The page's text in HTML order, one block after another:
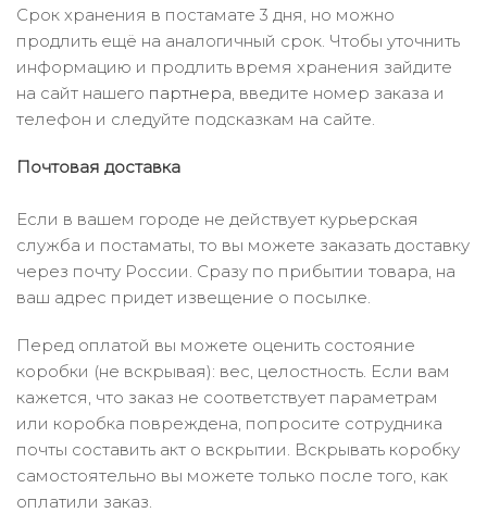
Срок хранения в постамате 3 дня, но можно
продлить ещё на аналогичный срок. Чтобы уточнить
информацию и продлить время хранения зайдите
на сайт нашего партнера, введите номер заказа и
телефон и следуйте подсказкам на сайте.
Почтовая доставка
Если в вашем городе не действует курьерская
служба и постаматы, то вы можете заказать доставку
через почту России. Сразу по прибытии товара, на
ваш адрес придет извещение о посылке.
Перед оплатой вы можете оценить состояние
коробки (не вскрывая): вес, целостность. Если вам
кажется, что заказ не соответствует параметрам
или коробка повреждена, попросите сотрудника
почты составить акт о вскрытии. Вскрывать коробку
самостоятельно вы можете только после того, как
оплатили заказ.